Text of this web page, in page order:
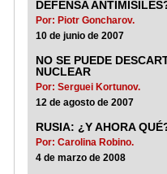
DEFENSA
Por: Piotr Goncharov.
10 de junio de 2007
NO SE PUEDE
NUCLEAR
Por: Serguei Kortunov.
12 de agosto de 2007
RUSIA: ¿Y AHORA
Por: Carolina Robino.
4 de marzo de 2008